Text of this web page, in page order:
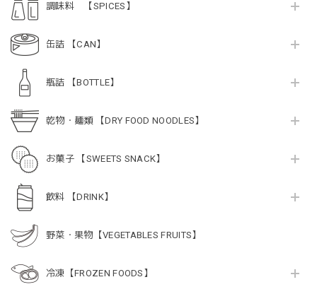
調味料 【SPICES】
缶詰 【CAN】
瓶詰 【BOTTLE】
乾物・麺類 【DRY FOOD NOODLES】
お菓子 【SWEETS SNACK】
飲料 【DRINK】
野菜・果物【VEGETABLES FRUITS】
冷凍【FROZEN FOODS】